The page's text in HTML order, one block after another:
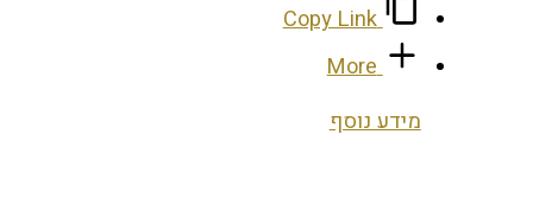
Copy Link
More
מידע נוסף